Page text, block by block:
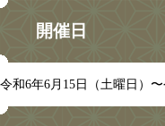
開催日
令和6年6月15日（土曜日）